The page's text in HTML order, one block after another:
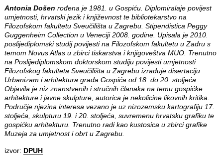
Antonia Došen rođena je 1981. u Gospiću. Diplomiralaje povijest
umjetnosti, hrvatski jezik i književnost te bibliotekarstvo na
Filozofskom fakultetu Sveučilišta u Zagrebu. Stipendistica Peggy
Guggenheim Collection u Veneciji 2008. godine. Upisala je 2010.
poslijediplomski studij povijesti na Filozofskom fakultetu u Zadru s
temom Novus Atlas u zbirci tiskarstva i knjigoveštva MUO. Trenutno
na Poslijediplomskom doktorskom studiju povijesti umjetnosti
Filozofskog fakulteta Sveučilišta u Zagrebu izrađuje disertaciju
Urbanizam i arhitektura grada Gospića od 18. do 20. stoljeća.
Objavila je niz znanstvenih i stručnih članaka na temu gospićke
arhitekture i javne skulpture, autorica je nekolicine likovnih kritika.
Područje njezina interesa vezano je uz nizozemsku kartografiju 17.
stoljeća, skulpturu 19. i 20. stoljeća, suvremenu hrvatsku grafiku te
gospićku arhitekturu. Trenutno radi kao kustosica u zbirci grafike
Muzeja za umjetnost i obrt u Zagrebu.
izvor: DPUH